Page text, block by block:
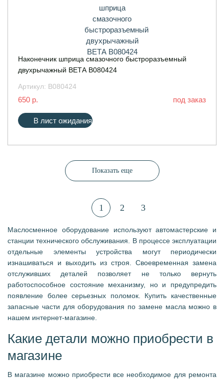
Наконечник шприца смазочного быстроразъемный
двухрычажный ВЕТА В080424
Артикул: В080424
650 р. под заказ
В лист ожидания
Показать еще
1 2 3
Маслосменное оборудование используют автомастерские и
станции технического обслуживания. В процессе эксплуатации
отдельные элементы устройства могут периодически
изнашиваться и выходить из строя. Своевременная замена
отслуживших деталей позволяет не только вернуть
работоспособное состояние механизму, но и предупредить
появление более серьезных поломок. Купить качественные
запасные части для оборудования по замене масла можно в
нашем интернет-магазине.
Какие детали можно приобрести в
магазине
В магазине можно приобрести все необходимое для ремонта